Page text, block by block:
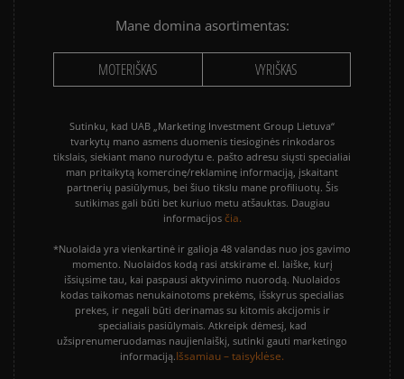
Mane domina asortimentas:
MOTERIŠKAS VYRIŠKAS
Sutinku, kad UAB „Marketing Investment Group Lietuva“
tvarkytų mano asmens duomenis tiesioginės rinkodaros
tikslais, siekiant mano nurodytu e. pašto adresu siųsti specialiai
man pritaikytą komercinę/reklaminę informaciją, įskaitant
partnerių pasiūlymus, bei šiuo tikslu mane profiliuotų. Šis
sutikimas gali būti bet kuriuo metu atšauktas. Daugiau
informacijos čia.
*Nuolaida yra vienkartinė ir galioja 48 valandas nuo jos gavimo
momento. Nuolaidos kodą rasi atskirame el. laiške, kurį
išsiųsime tau, kai paspausi aktyvinimo nuorodą. Nuolaidos
kodas taikomas nenukainotoms prekėms, išskyrus specialias
prekes, ir negali būti derinamas su kitomis akcijomis ir
specialiais pasiūlymais. Atkreipk dėmesį, kad
užsiprenumeruodamas naujienlaiškį, sutinki gauti marketingo
informaciją.Išsamiau – taisyklėse.